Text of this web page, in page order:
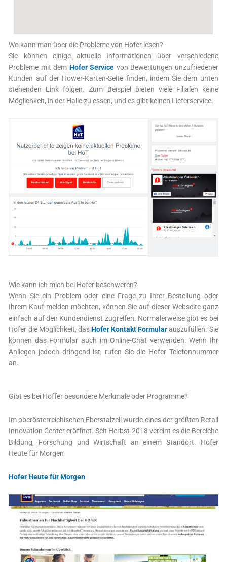
Wo kann man über die Probleme von Hofer lesen?
Sie können einige aktuelle Informationen über verschiedene
Probleme mit dem Hofer Service von Bewertungen unzufriedener
Kunden auf der Hower-Karten-Seite finden, indem Sie dem unten
stehenden Link folgen. Zum Beispiel bieten viele Filialen keine
Möglichkeit, in der Halle zu essen, und es gibt keinen Lieferservice.
Wie kann ich mich bei Hofer beschweren?
Wenn Sie ein Problem oder eine Frage zu Ihrer Bestellung oder
Ihrem Kauf melden möchten, können Sie auf dieser Webseite ganz
einfach auf den Kundendienst zugreifen. Normalerweise gibt es bei
Hofer die Möglichkeit, dasHofer Kontakt Formularauszufüllen. Sie
können das Formular auch im Online-Chat verwenden. Wenn Ihr
Anliegen jedoch dringend ist, rufen Sie die Hofer Telefonnummer
an.
Gibt es bei Hoffer besondere Merkmale oder Programme?
Im oberösterreichischen Eberstalzell wurde eines der größten Retail
Innovation Center eröffnet. Seit Herbst 2018 vereint es die Bereiche
Bildung, Forschung und Wirtschaft an einem Standort. Hofer
Heute für Morgen
Hofer Heute für Morgen